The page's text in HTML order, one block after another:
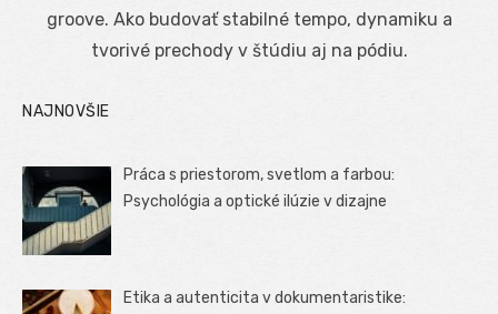
groove. Ako budovať stabilné tempo, dynamiku a
tvorivé prechody v štúdiu aj na pódiu.
NAJNOVŠIE
Práca s priestorom, svetlom a farbou:
Psychológia a optické ilúzie v dizajne
Etika a autenticita v dokumentaristike: